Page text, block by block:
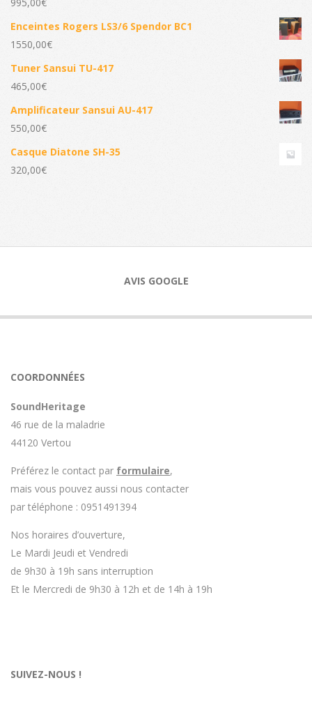
Enceintes Rogers LS3/6 Spendor BC1
1550,00€
Tuner Sansui TU-417
465,00€
Amplificateur Sansui AU-417
550,00€
Casque Diatone SH-35
320,00€
AVIS GOOGLE
COORDONNÉES
SoundHeritage
46 rue de la maladrie
44120 Vertou
Préférez le contact par formulaire,
mais vous pouvez aussi nous contacter
par téléphone : 0951491394
Nos horaires d’ouverture,
Le Mardi Jeudi et Vendredi
de 9h30 à 19h sans interruption
Et le Mercredi de 9h30 à 12h et de 14h à 19h
SUIVEZ-NOUS !